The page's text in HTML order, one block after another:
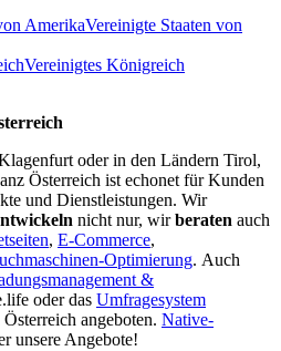
Vereinigte Staaten von
Vereinigtes Königreich
oder in den Ländern Tirol,
Österreich ist echonet für Kunden
und Dienstleistungen. Wir
nicht nur, wirberaten auch
, E-Commerce,
Optimierung. Auch
&
oder das Umfragesystem
angeboten. Native-
unsere Angebote!